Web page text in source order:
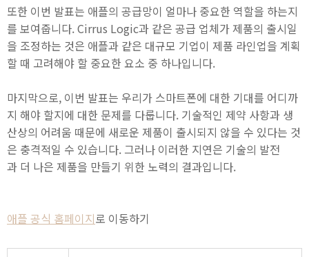
또한 이번 발표는 애플의 공급망이 얼마나 중요한 역할을 하는지
를 보여줍니다. Cirrus Logic과 같은 공급 업체가 제품의 출시일
을 조정하는 것은 애플과 같은 대규모 기업이 제품 라인업을 계획
할 때 고려해야 할 중요한 요소 중 하나입니다.
마지막으로, 이번 발표는 우리가 스마트폰에 대한 기대를 어디까
지 해야 할지에 대한 문제를 다룹니다. 기술적인 제약 사항과 생
산상의 어려움 때문에 새로운 제품이 출시되지 않을 수 있다는 것
은 충격적일 수 있습니다. 그러나 이러한 지연은 기술의 발전
과 더 나은 제품을 만들기 위한 노력의 결과입니다.
애플 공식 홈페이지로 이동하기